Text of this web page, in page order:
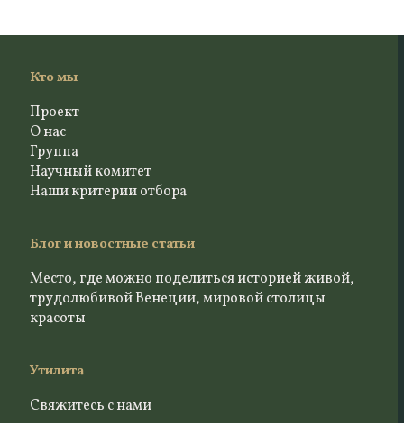
Кто мы
Проект
О нас
Группа
Научный комитет
Наши критерии отбора
Блог и новостные статьи
Место, где можно поделиться историей живой,
трудолюбивой Венеции, мировой столицы
красоты
Утилита
Свяжитесь с нами